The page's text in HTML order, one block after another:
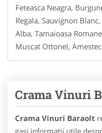
Feteasca Neagra,
Regala, Sauvignon
Alba, Tamaioasa
Muscat Ottonel,
Crama Vinuri
Crama Vinuri Baraolt
gasi informatii utile